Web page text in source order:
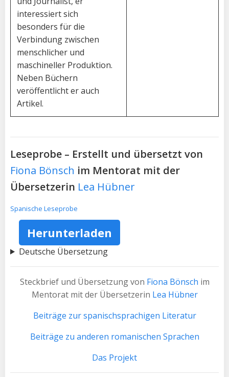
interessiert sich
besonders für die
Verbindung zwischen
menschlicher und
maschineller Produktion.
Neben Büchern
veröffentlicht er auch
Artikel.
Leseprobe – Erstellt und übersetzt von
Fiona Bönsch im Mentorat mit der
Übersetzerin Lea Hübner
Spanische Leseprobe
Herunterladen
Deutsche Übersetzung
Steckbrief und Übersetzung von Fiona Bönsch im
Mentorat mit der Übersetzerin Lea Hübner
Beiträge zur spanischsprachigen Literatur
Beiträge zu anderen romanischen Sprachen
Das Projekt